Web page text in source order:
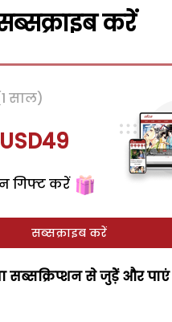
करें
साल)
USD49
गिफ्ट करें
सब्सक्राइब करें
सब्सक्रिप्शन से जुड़ेें और पाएं